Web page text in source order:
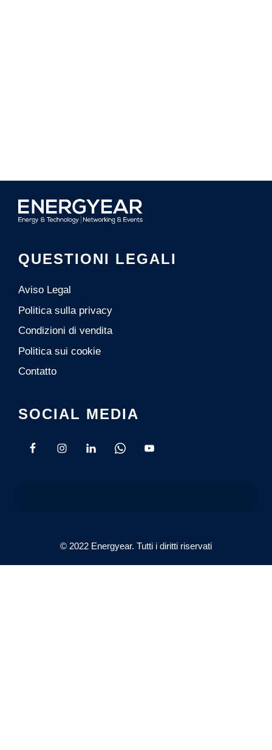
QUESTIONI LEGALI
Aviso Legal
Politica sulla privacy
Condizioni di vendita
Politica sui cookie
Contatto
SOCIAL MEDIA
© 2022 Energyear. Tutti i diritti riservati